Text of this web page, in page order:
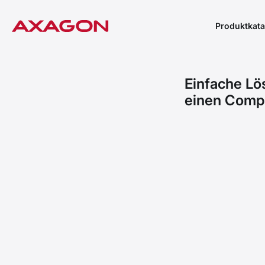
Einfache
einen